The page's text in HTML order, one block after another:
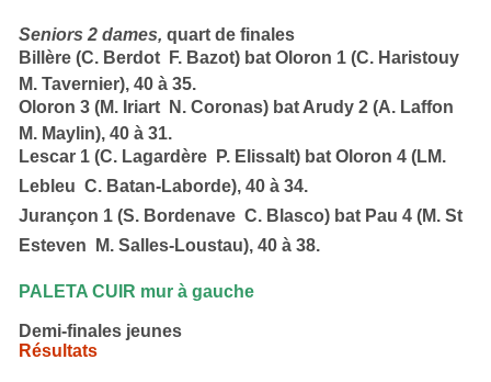
Seniors 2 dames,quart de finales
Billère (C. Berdot  F. Bazot) batOloron 1 (C. Haristouy 
M. Tavernier),40 à 35.
Oloron 3 (M. Iriart  N. Coronas) batArudy 2 (A. Laffon 
M. Maylin),40 à 31.
Lescar 1 (C. Lagardère  P. Elissalt) batOloron 4 (LM.
Lebleu  C. Batan-Laborde),40 à 34.
Jurançon 1 (S. Bordenave  C. Blasco) bat Pau 4 (M. St
Esteven  M. Salles-Loustau),40 à 38.
PALETA CUIR mur à gauche
Demi-finales jeunes
Résultats